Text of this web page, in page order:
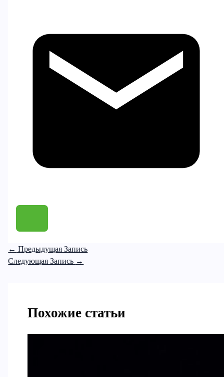
← Предыдущая Запись
Следующая Запись →
Похожие статьи